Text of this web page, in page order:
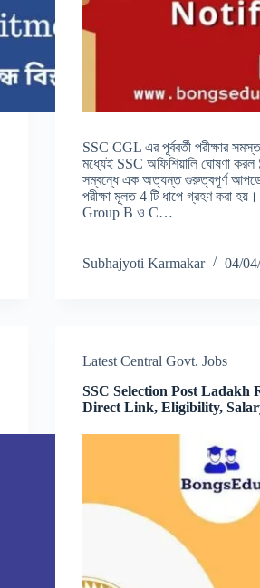
SSC CGL এর পূর্ববর্তী পরীক্ষার
মধ্যেই SSC অফিশিয়ালি ঘোষণা
সম্বন্ধে এক অত্যন্ত গুরুত্বপূর্ণ
পরীক্ষা মূলত 4 টি ধাপে গ্রহণ করা
Group B ও C…
Subhajyoti Karmakar 04/
Latest Central Govt. Jobs
SSC Selection Post Ladakh
Direct Link, Eligibility,